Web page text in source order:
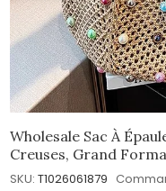
Wholesale Sac À
Creuses, Grand
SKU: T1026061879